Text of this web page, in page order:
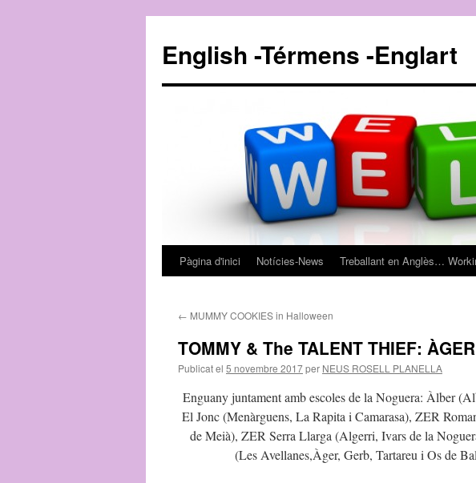
English -Térmens -Englart
Vés
contingut
Pàgina d'inici Notícies-News Treballant en Anglès…
← MUMMY COOKIES in Halloween
TOMMY & The TALENT THIEF: ÀGER
Publicat el 5 novembre 2017per NEUS ROSELL PLANELLA
Enguany juntament amb escoles de la Noguera: Àlber
El Jonc (Menàrguens, La Rapita i Camarasa), ZER
de Meià), ZER Serra Llarga (Algerri, Ivars de la
(Les Avellanes,Àger, Gerb, Tartareu i Os de